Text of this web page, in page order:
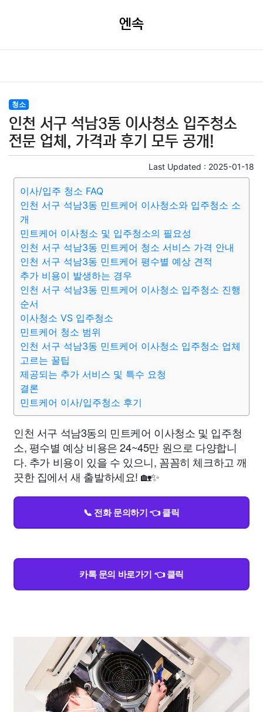
엔속
청소
인천 서구 석남3동 이사청소 입주청소
전문 업체, 가격과 후기 모두 공개!
Last Updated : 2025-01-18
이사/입주 청소 FAQ
인천 서구 석남3동 민트케어 이사청소와 입주청소 소
개
민트케어 이사청소 및 입주청소의 필요성
인천 서구 석남3동 민트케어 청소 서비스 가격 안내
인천 서구 석남3동 민트케어 평수별 예상 견적
추가 비용이 발생하는 경우
인천 서구 석남3동 민트케어 이사청소 입주청소 진행
순서
이사청소 VS 입주청소
민트케어 청소 범위
인천 서구 석남3동 민트케어 이사청소 입주청소 업체
고르는 꿀팁
제공되는 추가 서비스 및 특수 요청
결론
민트케어 이사/입주청소 후기
인천 서구 석남3동의 민트케어 이사청소 및 입주청
소, 평수별 예상 비용은 24~45만 원으로 다양합니
다. 추가 비용이 있을 수 있으니, 꼼꼼히 체크하고 깨
끗한 집에서 새 출발하세요! 🏡✨
📞 전화 문의하기 👈 클릭
카톡 문의 바로가기 👈 클릭